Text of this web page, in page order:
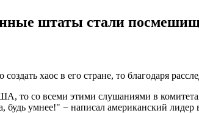
штаты стали
хаос в его стране, то благодаря
то со всеми этими слушаниями в
умнее!" − написал американский лидер